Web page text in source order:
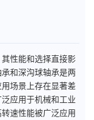
性能和选择直接影
和深沟球轴承是两
场景上存在显著差
应用于机械和工业
速性能被广泛应用